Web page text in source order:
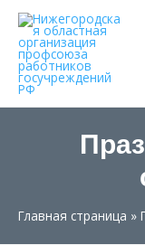
Главная страница »